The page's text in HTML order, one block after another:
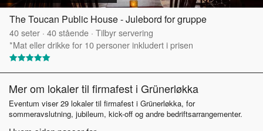
The Toucan Public House - Julebord for gruppe
40seter · 40stående · Tilbyr servering
*Mat eller drikke for 10 personer inkludert i prisen
Mer om lokaler til firmafest i Grünerløkka
Eventum viser 29 lokaler til firmafest i Grünerløkka, for
sommeravslutning, jubileum, kick-off og andre bedriftsarrangementer.